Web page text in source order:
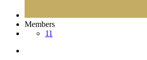
Members
11